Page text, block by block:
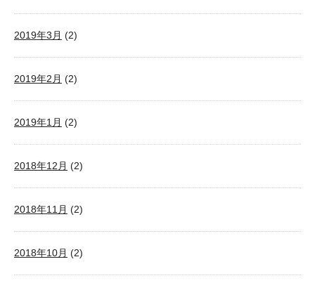
2019年3月 (2)
2019年2月 (2)
2019年1月 (2)
2018年12月 (2)
2018年11月 (2)
2018年10月 (2)